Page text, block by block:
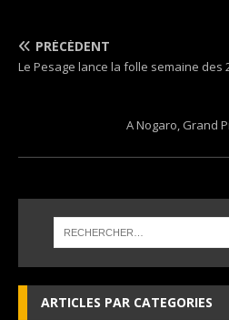
PRÉCÉDENT
Le Pesage lance la folle semaine des
A Nogaro, Grand
ARTICLES PAR CATEGORIES